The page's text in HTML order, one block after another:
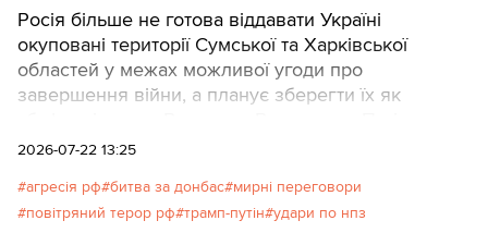
Росія більше не готова віддавати Україні
окуповані території Сумської та Харківської
областей у межах можливої угоди про
завершення війни, а планує зберегти їх як
наполягає на повному захопленні Донеччини.
2026-07-22 13:25
агресія рф битва за донбас мирні переговори
повітряний терор рф трамп-путін удари по нпз